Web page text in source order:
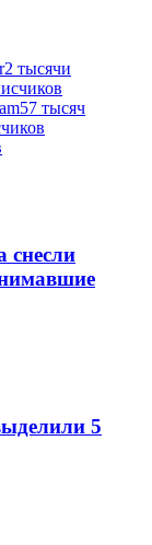
2 тысячи
57 тысяч
снесли
5